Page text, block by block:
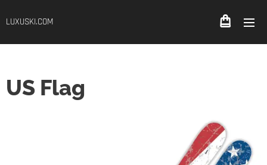
LUXUSKI.COM
US Flag